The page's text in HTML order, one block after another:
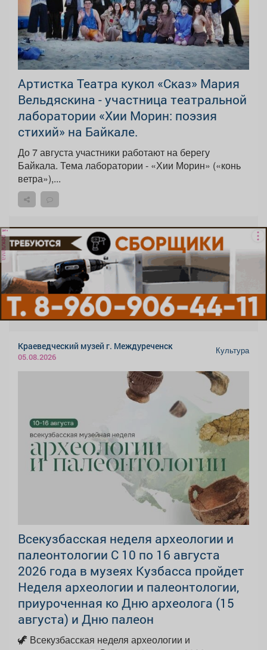
Артистка Театра кукол «Сказ» Мария
Вельдяскина - участница театральной
лаборатории «Хии Морин: поэзия
стихий» на Байкале.
До 7 августа участники работают на берегу
Байкала. Тема лаборатории - «Хии Морин» («конь
ветра»),...
реклама
Краеведческий музей г. Междуреченск
05.08.2026
Культура
Всекузбасская неделя археологии и
палеонтологии С 10 по 16 августа
2026 года в музеях Кузбасса пройдет
Неделя археологии и палеонтологии,
приуроченная ко Дню археолога (15
августа) и Дню палеон
🦖 Всекузбасская неделя археологии и